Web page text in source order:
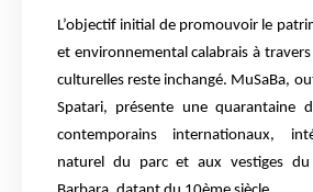
L’objectif initial de promouvoir le
et environnemental calabrais à
culturelles reste inchangé. MuSaBa,
Spatari, présente une quarantaine
contemporains internationaux,
naturel du parc et aux vestiges du